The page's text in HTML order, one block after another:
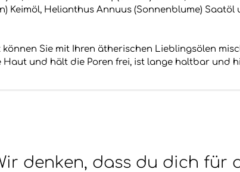
Keimöl, Helianthus Annuus (Sonnenblume)
Sie mit Ihren ätherischen Lieblingsölen
und hält die Poren frei, ist lange haltbar und
denken, dass du dich für